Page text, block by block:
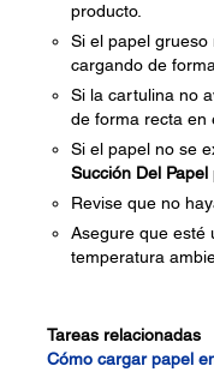
producto.
Si el papel
cargando de
Si la cartulina no
de forma recta en
Si el papel no se
Succión Del Papel
Revise que no
Asegure que esté
temperatura
Tareas relacionadas
Cómo cargar papel